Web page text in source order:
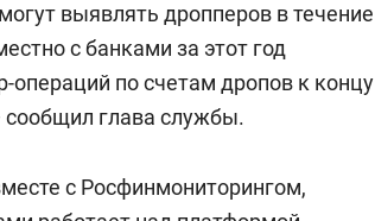
выявлять дропперов в течение
с банками за этот год
операций по счетам дропов к концу
сообщил глава службы.
с Росфинмониторингом,